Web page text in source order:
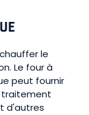
le
Le four à
peut fournir
traitement
d'autres